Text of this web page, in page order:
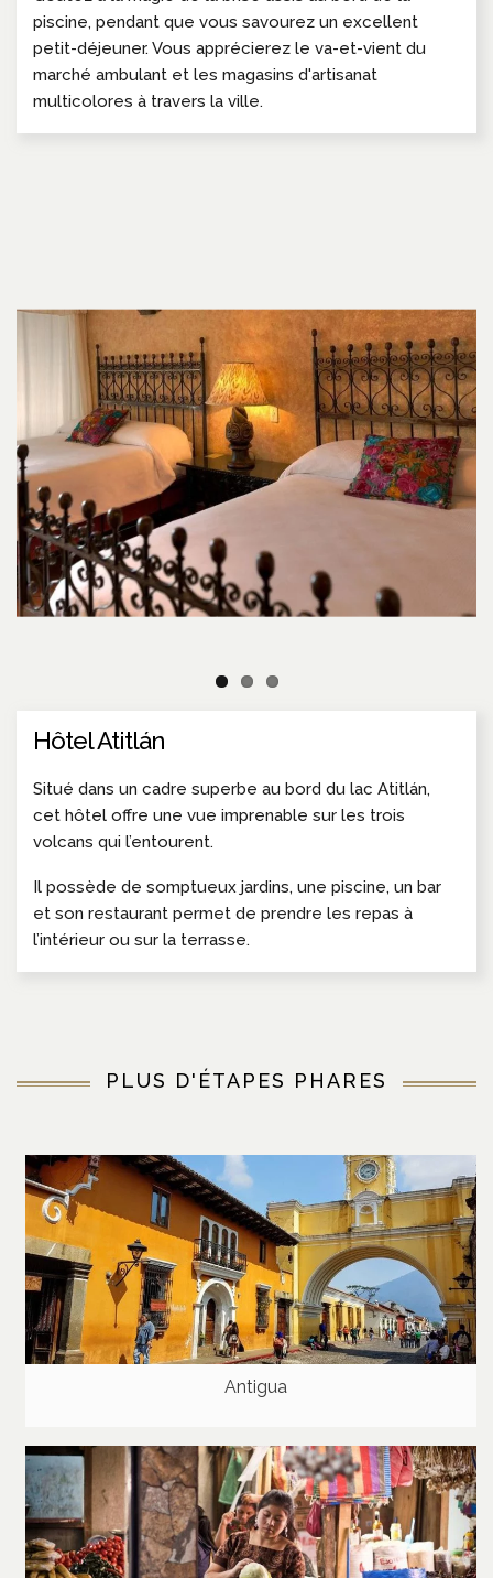
piscine, pendant que vous savourez un excellent
petit-déjeuner. Vous apprécierez le va-et-vient du
marché ambulant et les magasins d'artisanat
multicolores à travers la ville.
Hôtel Atitlán
Situé dans un cadre superbe au bord du lac Atitlán,
cet hôtel offre une vue imprenable sur les trois
volcans qui l’entourent.
Il possède de somptueux jardins, une piscine, un bar
et son restaurant permet de prendre les repas à
l’intérieur ou sur la terrasse.
PLUS D'ÉTAPES PHARES
Antigua